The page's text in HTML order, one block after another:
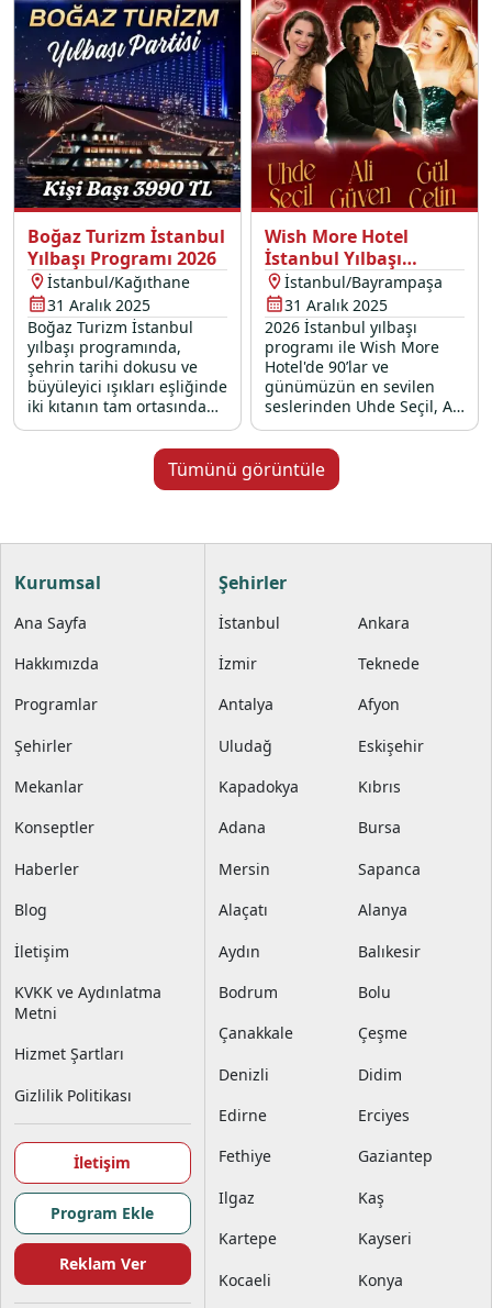
Boğaz Turizm İstanbul
Yılbaşı Programı 2026
İstanbul/Kağıthane
31 Aralık 2025
Boğaz Turizm İstanbul
yılbaşı programında,
şehrin tarihi dokusu ve
büyüleyici ışıkları eşliğinde
iki kıtanın tam ortasında
unutulmaz bir geceye
davetlisiniz. Modern
teknemizin konforlu
atmosferinde, canlı DJ
havai fişek gösterileriyle
başlangıç yapmanızı
ekibimiz ve kaliteli hizmet
benzersiz Boğaz turunda,
eğlencenin tadına
kutlama sizi bekliyor.
Wish More Hotel
İstanbul Yılbaşı
Programı 2026
İstanbul/Bayrampaşa
31 Aralık 2025
2026 İstanbul yılbaşı
programı ile Wish More
Hotel'de 90’lar ve
günümüzün en sevilen
seslerinden Uhde Seçil, Ali
Güven ve Gül Çetin’in canlı
performanslarıyla renkli
bir 31 Aralık 2025 gecesi
sizi bekliyor.
Tümünü görüntüle
Kurumsal
Ana Sayfa
Hakkımızda
Programlar
Şehirler
Mekanlar
Konseptler
Haberler
Blog
İletişim
KVKK ve Aydınlatma
Metni
Hizmet Şartları
Gizlilik Politikası
İletişim
Program Ekle
Reklam Ver
Şehirler
İstanbul
Ankara
İzmir
Teknede
Antalya
Afyon
Uludağ
Eskişehir
Kapadokya
Kıbrıs
Adana
Bursa
Mersin
Sapanca
Alaçatı
Alanya
Aydın
Balıkesir
Bodrum
Bolu
Çanakkale
Çeşme
Denizli
Didim
Edirne
Erciyes
Fethiye
Gaziantep
Ilgaz
Kaş
Kartepe
Kayseri
Kocaeli
Konya